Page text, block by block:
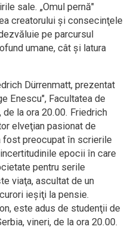
sale. „Omul pernă"
creatorului şi consecinţele
pe parcursul
umane, cât şi latura
Dürrenmatt, prezentat
Enescu", Facultatea de
la ora 20.00. Friedrich
elveţian pasionat de
fost preocupat în scrierile
epocii în care
pentru serile
viaţa, ascultat de un
ieşiţi la pensie.
este adus de studenţii de
vineri, de la ora 20.00.